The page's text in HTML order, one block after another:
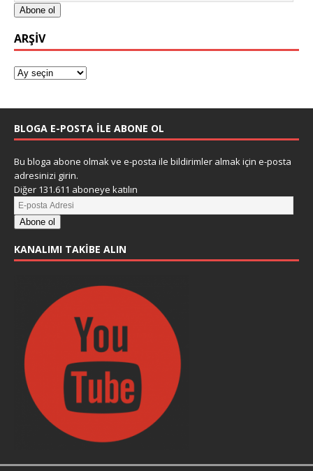
Abone ol
ARŞIV
BLOGA E-POSTA ILE ABONE OL
Bu bloga abone olmak ve e-posta ile bildirimler almak için e-posta
adresinizi girin.
Diğer 131.611 aboneye katılın
Abone ol
KANALIMI TAKIBE ALIN